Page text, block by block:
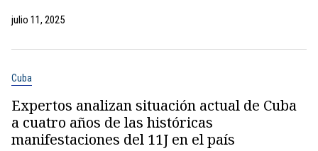
julio 11, 2025
Cuba
Expertos analizan situación actual de Cuba
a cuatro años de las históricas
manifestaciones del 11J en el país